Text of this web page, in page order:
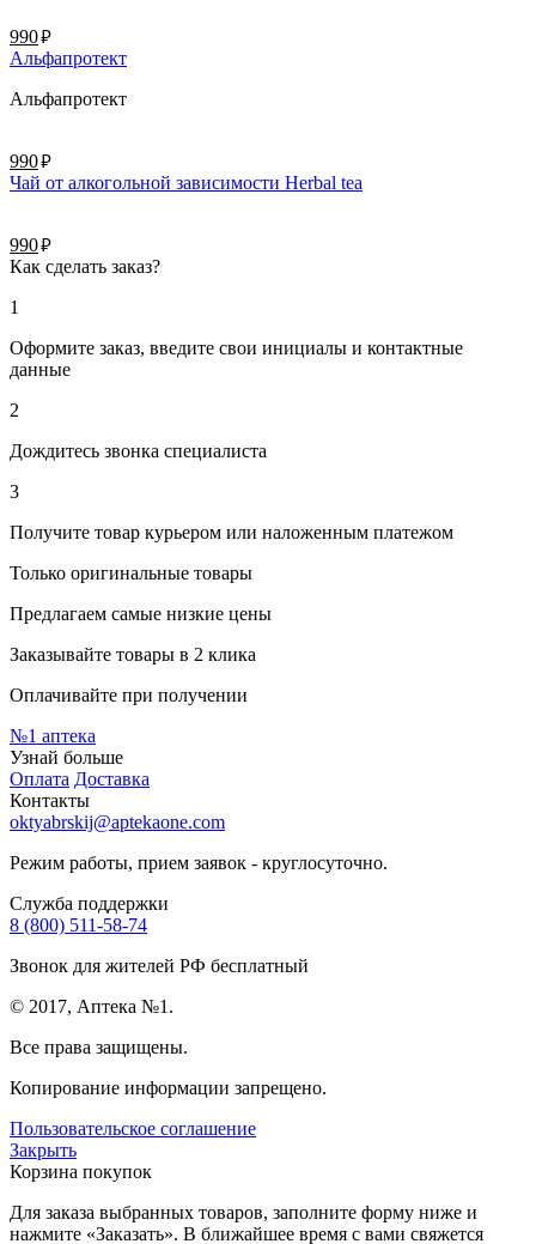
990руб.
Альфапротект
Альфапротект
990руб.
Чай от алкогольной зависимости Herbal tea
990руб.
Как сделать заказ?
1
Оформите заказ, введите свои инициалы и контактные
данные
2
Дождитесь звонка специалиста
3
Получите товар курьером или наложенным платежом
Только оригинальные товары
Предлагаем самые низкие цены
Заказывайте товары в 2 клика
Оплачивайте при получении
№1 аптека
Узнай больше
Оплата Доставка
Контакты
oktyabrskij@aptekaone.com
Режим работы, прием заявок - круглосуточно.
Служба поддержки
8 (800) 511-58-74
Звонок для жителей РФ бесплатный
© 2017, Аптека №1.
Все права защищены.
Копирование информации запрещено.
Пользовательское соглашение
Закрыть
Корзина покупок
Для заказа выбранных товаров, заполните форму ниже и
нажмите «Заказать». В ближайшее время с вами свяжется